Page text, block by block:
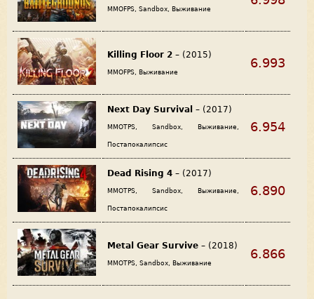
MMOFPS, Sandbox, Выживание
Killing Floor 2 – (2015)
MMOFPS, Выживание
6.993
Next Day Survival – (2017)
MMOTPS, Sandbox, Выживание,
Постапокалипсис
6.954
Dead Rising 4 – (2017)
MMOTPS, Sandbox, Выживание,
Постапокалипсис
6.890
Metal Gear Survive – (2018)
MMOTPS, Sandbox, Выживание
6.866